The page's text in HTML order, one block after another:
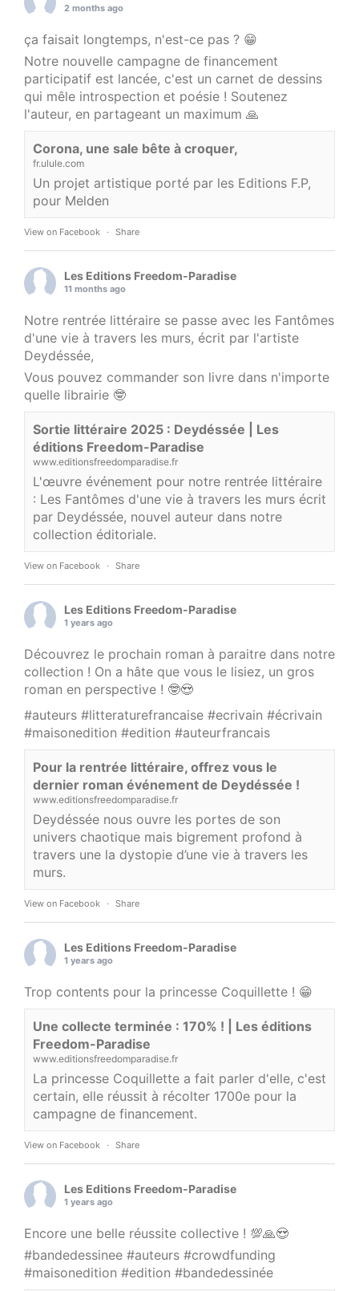
2 months ago
ça faisait longtemps, n'est-ce pas ? 😁
Notre nouvelle campagne de financement
participatif est lancée, c'est un carnet de dessins
qui mêle introspection et poésie ! Soutenez
l'auteur, en partageant un maximum 🙏
Corona, une sale bête à croquer,
fr.ulule.com
Un projet artistique porté par les Editions F.P,
pour Melden
View on Facebook · Share
Les Editions Freedom-Paradise
11 months ago
Notre rentrée littéraire se passe avec les Fantômes
d'une vie à travers les murs, écrit par l'artiste
Deydéssée,
Vous pouvez commander son livre dans n'importe
quelle librairie 🤓
Sortie littéraire 2025 : Deydéssée | Les
éditions Freedom-Paradise
www.editionsfreedomparadise.fr
L'œuvre événement pour notre rentrée littéraire
: Les Fantômes d'une vie à travers les murs écrit
par Deydéssée, nouvel auteur dans notre
collection éditoriale.
View on Facebook · Share
Les Editions Freedom-Paradise
1 years ago
Découvrez le prochain roman à paraitre dans notre
collection ! On a hâte que vous le lisiez, un gros
roman en perspective ! 🤓😍
#auteurs #litteraturefrancaise #ecrivain #écrivain
#maisonedition #edition #auteurfrancais
Pour la rentrée littéraire, offrez vous le
dernier roman événement de Deydéssée !
www.editionsfreedomparadise.fr
Deydéssée nous ouvre les portes de son
univers chaotique mais bigrement profond à
travers une la dystopie d’une vie à travers les
murs.
View on Facebook · Share
Les Editions Freedom-Paradise
1 years ago
Trop contents pour la princesse Coquillette ! 😁
Une collecte terminée : 170% ! | Les éditions
Freedom-Paradise
www.editionsfreedomparadise.fr
La princesse Coquillette a fait parler d'elle, c'est
certain, elle réussit à récolter 1700e pour la
campagne de financement.
View on Facebook · Share
Les Editions Freedom-Paradise
1 years ago
Encore une belle réussite collective ! 💯🙏😍
#bandedessinee #auteurs #crowdfunding
#maisonedition #edition #bandedessinée